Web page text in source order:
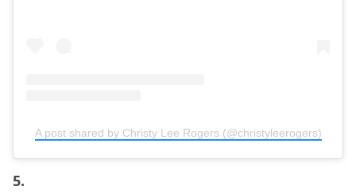
A post shared by Christy Lee Rogers (@christyleerogers)
5.